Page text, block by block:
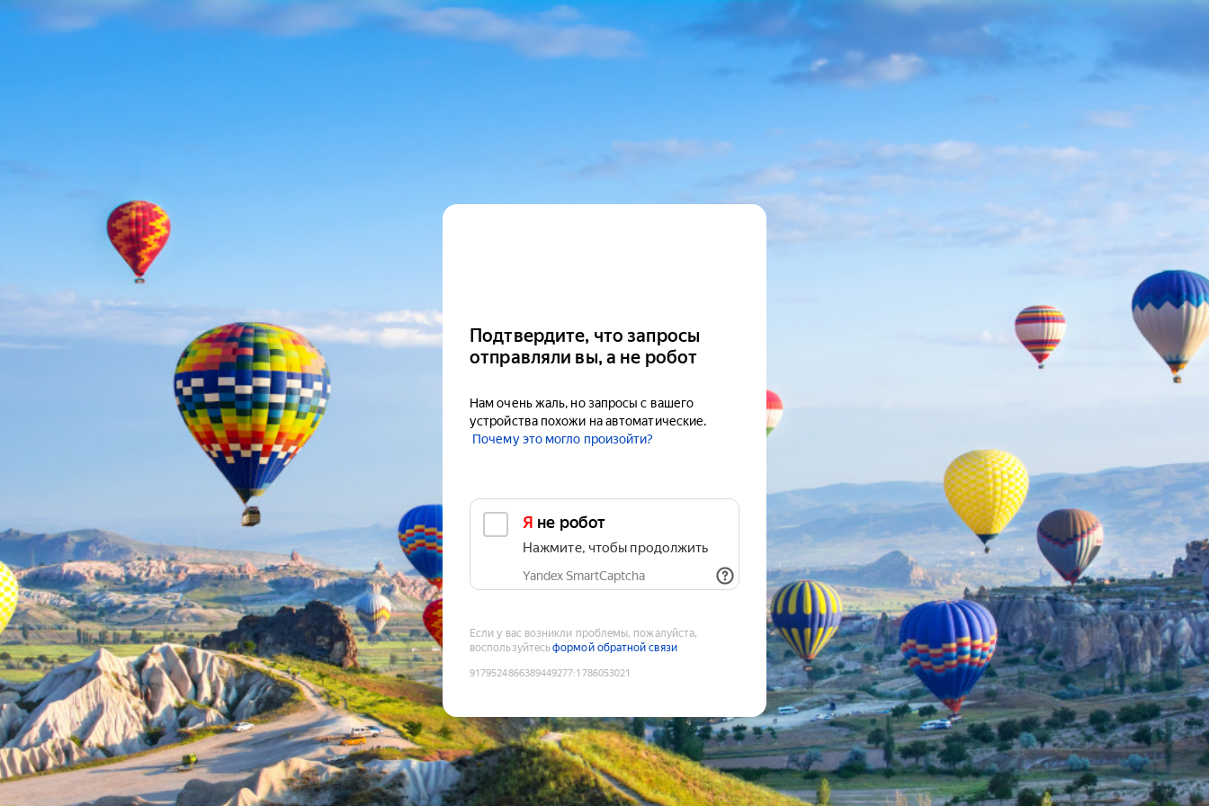
Подтвердите, что запросы
отправляли вы, а не робот
Нам очень жаль, но запросы с вашего
устройства похожи на автоматические.
Почему это могло произойти?
Я не робот
Нажмите, чтобы продолжить
Yandex SmartCaptcha
Если у вас возникли проблемы, пожалуйста,
воспользуйтесьформой обратной связи
9179524866389449277:1786053021